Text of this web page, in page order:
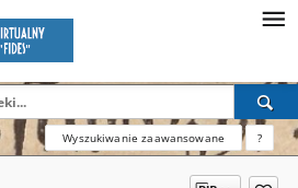
Wyszukiwanie zaawansowane ?